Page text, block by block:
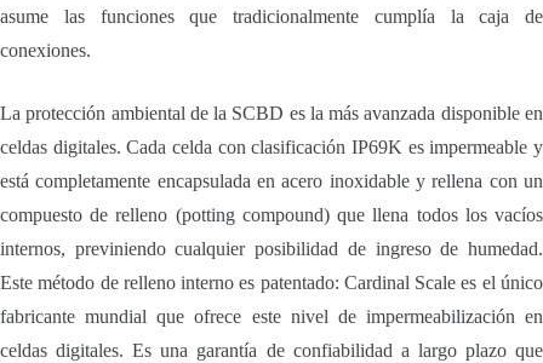
asume las funciones que tradicionalmente cumplía la caja de
conexiones.
La protección ambiental de la SCBD es la más avanzada disponible en
celdas digitales. Cada celda con clasificación IP69K es impermeable y
está completamente encapsulada en acero inoxidable y rellena con un
compuesto de relleno (potting compound) que llena todos los vacíos
internos, previniendo cualquier posibilidad de ingreso de humedad.
Este método de relleno interno es patentado: Cardinal Scale es el único
fabricante mundial que ofrece este nivel de impermeabilización en
celdas digitales. Es una garantía de confiabilidad a largo plazo que